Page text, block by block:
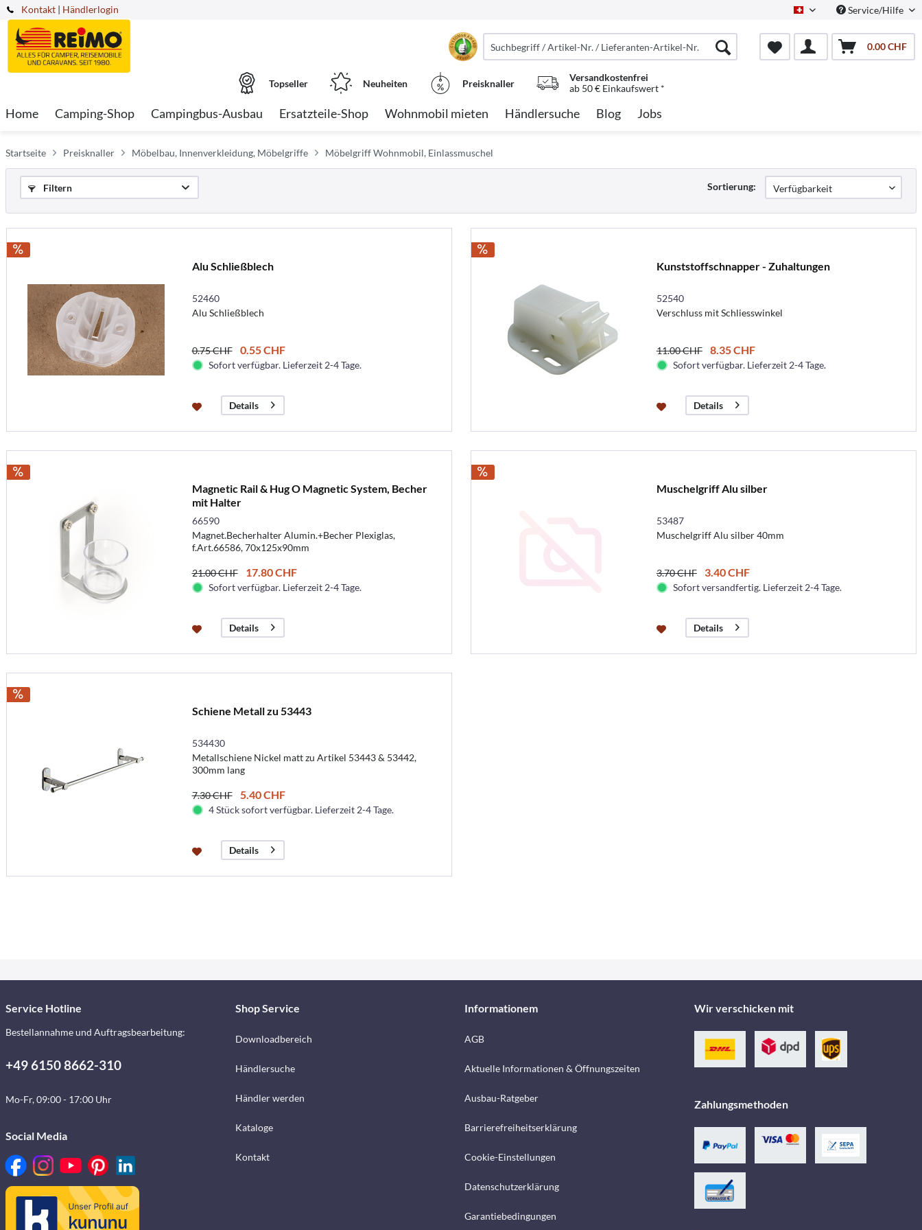
Kontakt Schweiz/DeutschService/Hilfe
| Händlerlogin
0.00 CHF
Topseller Neuheiten Preisknaller
Versandkostenfrei
ab 50 € Einkaufswert *
Home Camping-Shop Campingbus-Ausbau Ersatzteile-Shop Wohnmobil mieten Händlersuche Blog Jobs
Startseite Preisknaller Möbelbau, Innenverkleidung, Möbelgriffe Möbelgriff Wohnmobil, Einlassmuschel
Filtern Sortierung:
Alu Schließblech
52460
Alu Schließblech
0.75 CHF 0.55 CHF
Sofort verfügbar. Lieferzeit 2-4 Tage.
Details
Kunststoffschnapper - Zuhaltungen
52540
Verschluss mit Schliesswinkel
11.00 CHF 8.35 CHF
Sofort verfügbar. Lieferzeit 2-4 Tage.
Details
Magnetic Rail & Hug O Magnetic System, Becher
mit Halter
66590
Magnet.Becherhalter Alumin.+Becher Plexiglas,
f.Art.66586, 70x125x90mm
21.00 CHF 17.80 CHF
Sofort verfügbar. Lieferzeit 2-4 Tage.
Details
Muschelgriff Alu silber
53487
Muschelgriff Alu silber 40mm
3.70 CHF 3.40 CHF
Sofort versandfertig. Lieferzeit 2-4 Tage.
Details
Schiene Metall zu 53443
534430
Metallschiene Nickel matt zu Artikel 53443 & 53442,
300mm lang
7.30 CHF 5.40 CHF
4 Stück sofort verfügbar. Lieferzeit 2-4 Tage.
Details
Service Hotline
Bestellannahme und Auftragsbearbeitung:
+49 6150 8662-310
Mo-Fr, 09:00 - 17:00 Uhr
Social Media
Shop Service
Downloadbereich
Händlersuche
Händler werden
Kataloge
Kontakt
Informationem
AGB
Aktuelle Informationen & Öffnungszeiten
Ausbau-Ratgeber
Barrierefreiheitserklärung
Cookie-Einstellungen
Datenschutzerklärung
Garantiebedingungen
Wir verschicken mit
Zahlungsmethoden